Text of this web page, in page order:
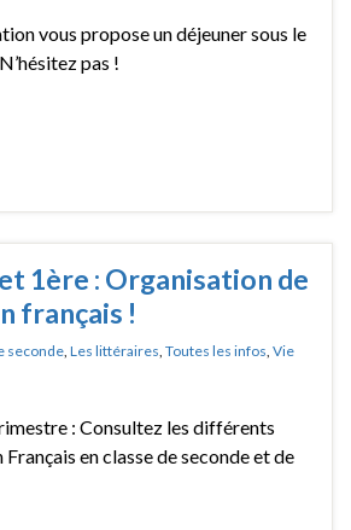
vous propose un déjeuner sous le
pas !
1ère : Organisation de
français !
seconde, Les littéraires, Toutes les infos, Vie
: Consultez les différents
Français en classe de seconde et de